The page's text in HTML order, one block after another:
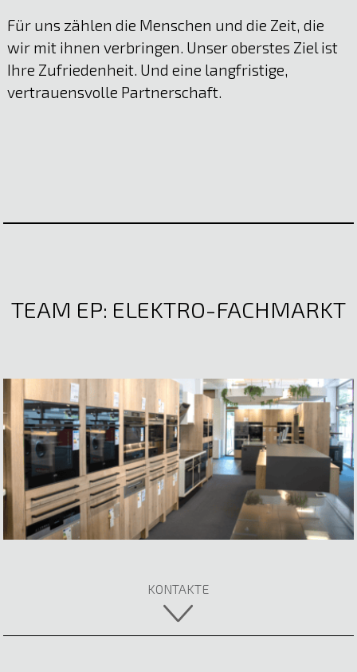
Für uns zählen die Menschen und die Zeit, die
wir mit ihnen verbringen. Unser oberstes Ziel ist
Ihre Zufriedenheit. Und eine langfristige,
vertrauensvolle Partnerschaft.
TEAM EP: ELEKTRO-FACHMARKT
KONTAKTE